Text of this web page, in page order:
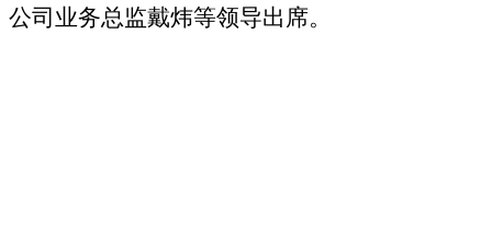
公司业务总监戴炜等领导出席。